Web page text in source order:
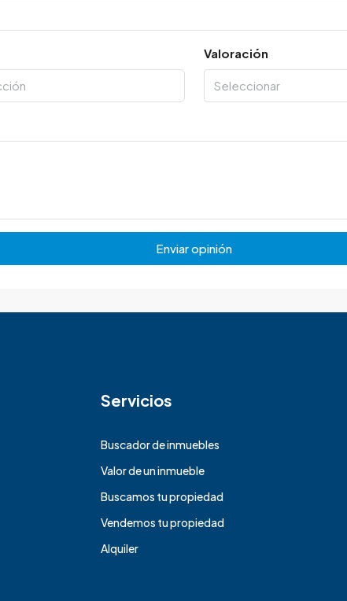
Valoración
Seleccionar
Enviar opinión
Servicios
Buscador de inmuebles
Valor de un inmueble
Buscamos tu propiedad
Vendemos tu propiedad
Alquiler